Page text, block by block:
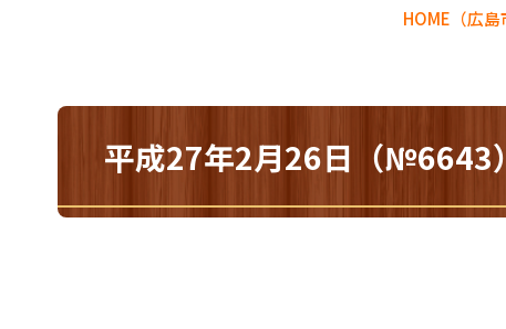
HOME （広
平成27年2月26日（